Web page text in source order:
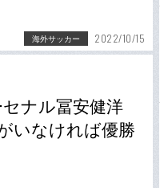
海外サッカー 2022/10/15
ナル冨安健洋
いなければ優勝